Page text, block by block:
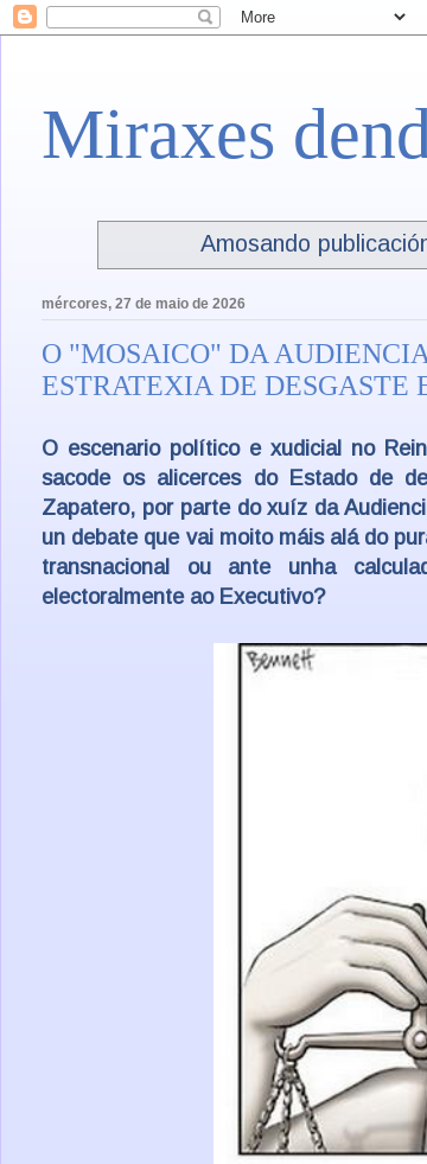
Miraxes
Amosando
mércores, 27 de maio de 2026
O "MOSAICO" DA
ESTRATEXIA DE DESGASTE
O escenario político e xudicial no
sacode os alicerces do Estado de
Zapatero, por parte do xuíz da
un debate que vai moito máis alá do
transnacional ou ante unha
electoralmente ao Executivo?